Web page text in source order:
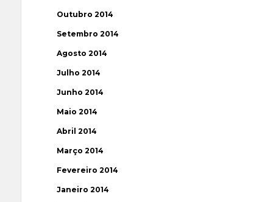
Outubro 2014
Setembro 2014
Agosto 2014
Julho 2014
Junho 2014
Maio 2014
Abril 2014
Março 2014
Fevereiro 2014
Janeiro 2014